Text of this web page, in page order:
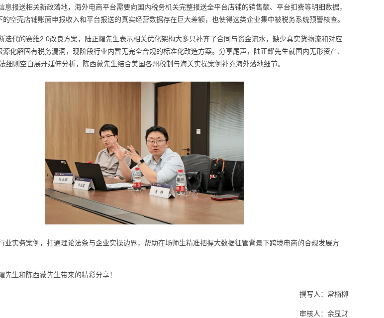
息报送相关新政落地，海外电商平台需要向国内税务机关完整报送全平台店铺的销售额、平台扣费等明细数据，
空壳店铺账面申报收入和平台报送的真实经营数据存在巨大差额，也使得这类企业集中被税务系统预警核查。
迭代的赛维2.0改良方案，陆正耀先生表示相关优化架构大多只补齐了合同与资金流水，缺少真实货物流和对应
化解固有税务漏洞，现阶段行业内暂无完全合规的标准化改造方案。分享尾声，陆正耀先生就国内无形资产、
细则空白展开延伸分析，陈西蒙先生结合美国各州税制与海关实操案例补充海外落地细节。
业实务案例，打通理论法条与企业实操边界，帮助在场师生精准把握大数据征管背景下跨境电商的合规发展方
先生和陈西蒙先生带来的精彩分享！
撰写人：常楠柳
审核人：余显财